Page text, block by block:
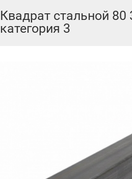
Квадрат стальной 80
категория 3